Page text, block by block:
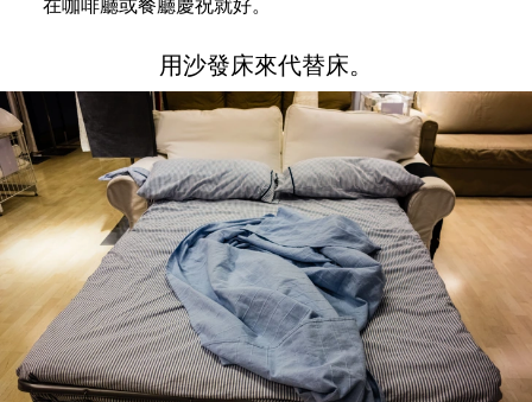
在咖啡廳或餐廳慶祝就好。
用沙發床來代替床。